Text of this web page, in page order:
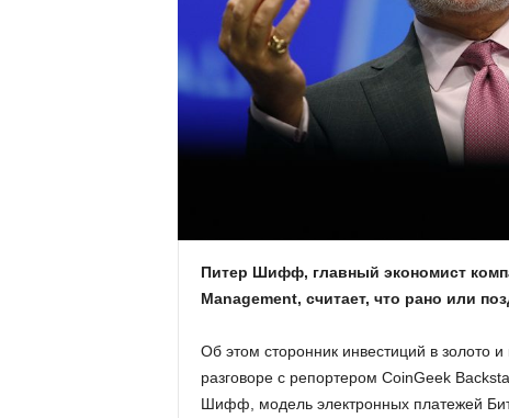
a
Питер Шифф, главный экономист
Management, считает, что рано или
Об этом сторонник инвестиций в золото
разговоре с репортером CoinGeek
Шифф, модель электронных платежей